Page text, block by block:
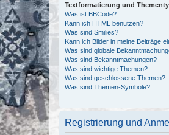
Textformatierung und
Was ist BBCode?
Kann ich HTML benutzen?
Was sind Smilies?
Kann ich Bilder in meine Beiträge
Was sind globale
Was sind Bekanntmachungen?
Was sind wichtige Themen?
Was sind geschlossene Themen?
Was sind Themen-Symbole?
Registrierung und